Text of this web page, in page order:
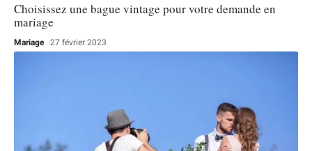
Choisissez une bague vintage pour votre demande en
mariage
Mariage 27 février 2023